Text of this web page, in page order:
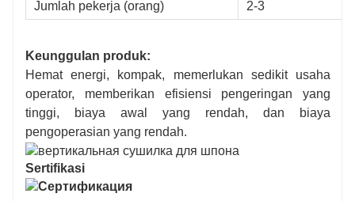
Jumlah pekerja (orang) 2-3
Keunggulan produk:
Hemat energi, kompak, memerlukan sedikit usaha
operator, memberikan efisiensi pengeringan yang
tinggi, biaya awal yang rendah, dan biaya
pengoperasian yang rendah.
Sertifikasi